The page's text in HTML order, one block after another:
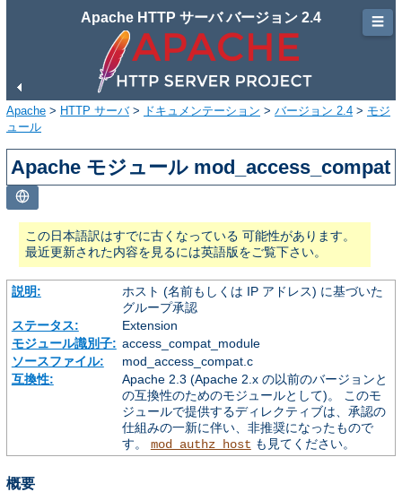
Apache HTTP サーバ バージョン 2.4
Apache > HTTP サーバ> ドキュメンテーション > バージョン 2.4 > モジ
ュール
Apache モジュール mod_access_compat
この日本語訳はすでに古くなっている 可能性があります。
最近更新された内容を見るには英語版をご覧下さい。
説明:
ホスト (名前もしくは IP アドレス) に基づいた
グループ承認
ステータス:
Extension
モジュール識別子: access_compat_module
ソースファイル:
mod_access_compat.c
互換性:
Apache 2.3 (Apache 2.x の以前のバージョンと
の互換性のためのモジュールとして)。 このモ
ジュールで提供するディレクティブは、承認の
仕組みの一新に伴い、非推奨になったもので
す。 mod_authz_host も見てください。
概要
☰